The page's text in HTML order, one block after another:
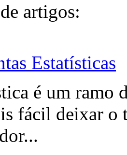
artigos:
Estatísticas
é um ramo
fácil deixar o